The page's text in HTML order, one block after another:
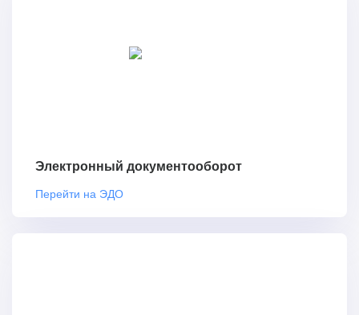
Электронный документооборот
Перейти на ЭДО